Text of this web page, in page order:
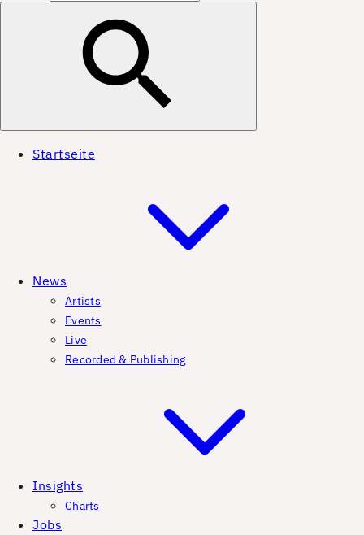
Startseite
News
Artists
Events
Live
Recorded & Publishing
Insights
Charts
Jobs